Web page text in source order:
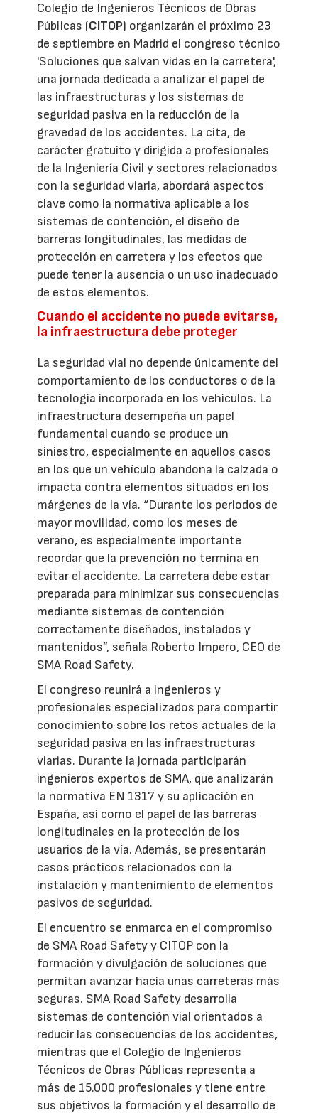
Colegio de Ingenieros Técnicos de Obras
Públicas (CITOP) organizarán el próximo 23
de septiembre en Madrid el congreso técnico
'Soluciones que salvan vidas en la carretera',
una jornada dedicada a analizar el papel de
las infraestructuras y los sistemas de
seguridad pasiva en la reducción de la
gravedad de los accidentes. La cita, de
carácter gratuito y dirigida a profesionales
de la Ingeniería Civil y sectores relacionados
con la seguridad viaria, abordará aspectos
clave como la normativa aplicable a los
sistemas de contención, el diseño de
barreras longitudinales, las medidas de
protección en carretera y los efectos que
puede tener la ausencia o un uso inadecuado
de estos elementos.
Cuando el accidente no puede evitarse,
la infraestructura debe proteger
La seguridad vial no depende únicamente del
comportamiento de los conductores o de la
tecnología incorporada en los vehículos. La
infraestructura desempeña un papel
fundamental cuando se produce un
siniestro, especialmente en aquellos casos
en los que un vehículo abandona la calzada o
impacta contra elementos situados en los
márgenes de la vía. “Durante los periodos de
mayor movilidad, como los meses de
verano, es especialmente importante
recordar que la prevención no termina en
evitar el accidente. La carretera debe estar
preparada para minimizar sus consecuencias
mediante sistemas de contención
correctamente diseñados, instalados y
mantenidos”, señala Roberto Impero, CEO de
SMA Road Safety.
El congreso reunirá a ingenieros y
profesionales especializados para compartir
conocimiento sobre los retos actuales de la
seguridad pasiva en las infraestructuras
viarias. Durante la jornada participarán
ingenieros expertos de SMA, que analizarán
la normativa EN 1317 y su aplicación en
España, así como el papel de las barreras
longitudinales en la protección de los
usuarios de la vía. Además, se presentarán
casos prácticos relacionados con la
instalación y mantenimiento de elementos
pasivos de seguridad.
El encuentro se enmarca en el compromiso
de SMA Road Safety y CITOP con la
formación y divulgación de soluciones que
permitan avanzar hacia unas carreteras más
seguras. SMA Road Safety desarrolla
sistemas de contención vial orientados a
reducir las consecuencias de los accidentes,
mientras que el Colegio de Ingenieros
Técnicos de Obras Públicas representa a
más de 15.000 profesionales y tiene entre
sus objetivos la formación y el desarrollo de